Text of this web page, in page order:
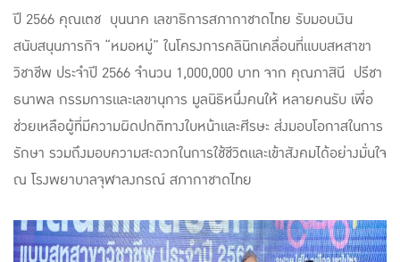
ปี 2566 คุณเตช บุนนาค เลขาธิการสภากาชาดไทย รับมอบเงิน
สนับสนุนภารกิจ “หมอหมู่” ในโครงการคลินิกเคลื่อนที่แบบสหสาขา
วิชาชีพ ประจำปี 2566 จำนวน 1,000,000 บาท จาก คุณภาสินี ปรีชา
ธนาพล กรรมการและเลขานุการ มูลนิธิหนึ่งคนให้ หลายคนรับ เพื่อ
ช่วยเหลือผู้ที่มีความผิดปกติทางใบหน้าและศีรษะ ส่งมอบโอกาสในการ
รักษา รวมถึงมอบความสะดวกในการใช้ชีวิตและเข้าสังคมได้อย่างมั่นใจ
ณ โรงพยาบาลจุฬาลงกรณ์ สภากาชาดไทย